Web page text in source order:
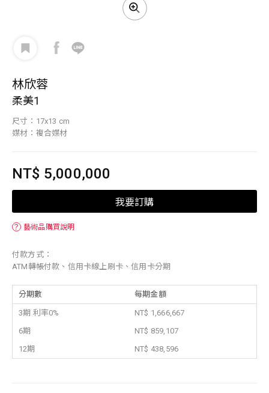
林欣蓉
柔美1
尺寸：17x13 cm
媒材：複合媒材
NT$ 5,000,000
我要訂購
？ 藝術品購買說明
付款方式：
ATM轉帳付款、信用卡線上刷卡、信用卡分期
分期數 每期金額
3期 利率0%
NT$ 1,666,667
6期
NT$ 859,107
12期
NT$ 438,596